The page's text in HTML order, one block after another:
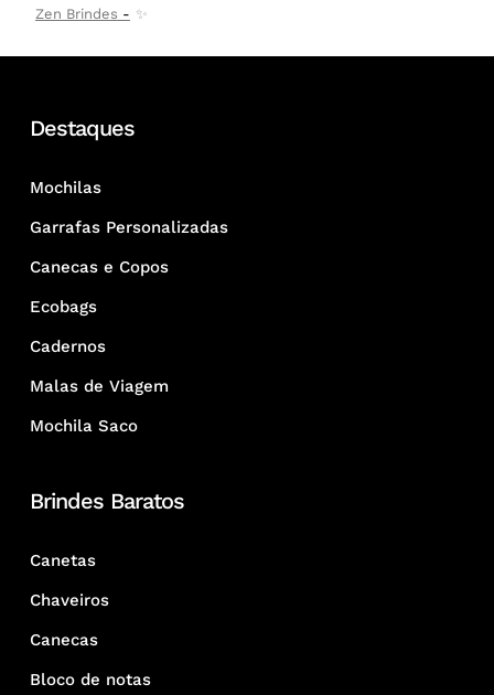
Zen Brindes
✨
Destaques
Mochilas
Garrafas Personalizadas
Canecas e Copos
Ecobags
Cadernos
Malas de Viagem
Mochila Saco
Brindes Baratos
Canetas
Chaveiros
Canecas
Bloco de notas